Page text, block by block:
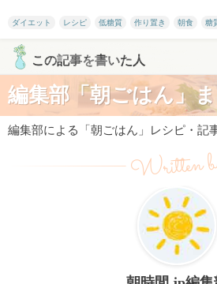
ダイエット レシピ 低糖質 作り置き 朝食 糖
この記事を書いた人
編集部「朝ごはん」
編集部による「朝ごはん」レシピ・記
Written